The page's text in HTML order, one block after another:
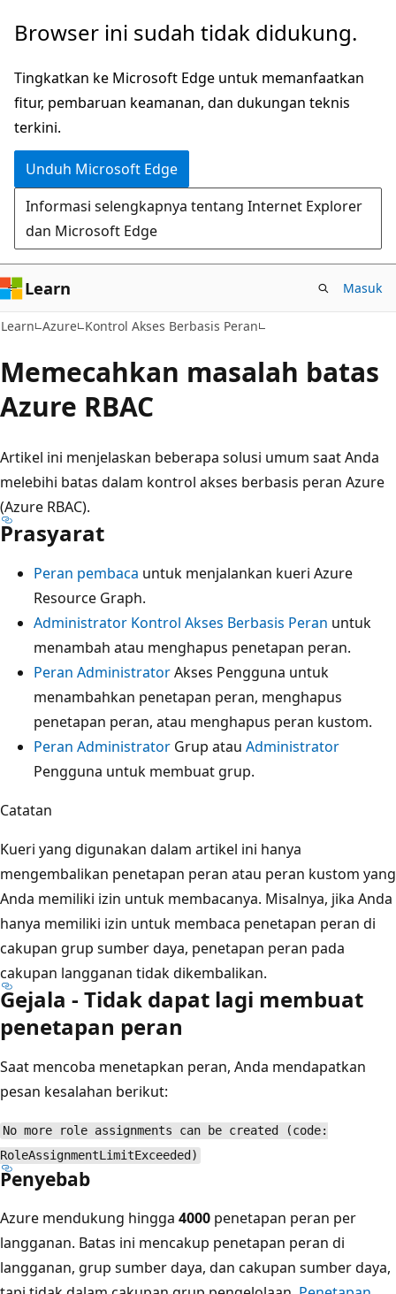
Lompati
konten
utama
Browser ini sudah tidak didukung.
Tingkatkan ke Microsoft Edge untuk memanfaatkan
fitur, pembaruan keamanan, dan dukungan teknis
terkini.
Unduh Microsoft Edge
Informasi selengkapnya tentang Internet Explorer
dan Microsoft Edge
Learn Masuk
Learn Azure Kontrol Akses Berbasis Peran
Memecahkan masalah batas
Azure RBAC
Artikel ini menjelaskan beberapa solusi umum saat Anda
melebihi batas dalam kontrol akses berbasis peran Azure
(Azure RBAC).
Prasyarat
Peran pembaca untuk menjalankan kueri Azure
Resource Graph.
Administrator Kontrol Akses Berbasis Peran untuk
menambah atau menghapus penetapan peran.
Peran AdministratorAkses Pengguna untuk
menambahkan penetapan peran, menghapus
penetapan peran, atau menghapus peran kustom.
Peran Administrator Grup atau Administrator
Pengguna untuk membuat grup.
Catatan
Kueri yang digunakan dalam artikel ini hanya
mengembalikan penetapan peran atau peran kustom yang
Anda memiliki izin untuk membacanya. Misalnya, jika Anda
hanya memiliki izin untuk membaca penetapan peran di
cakupan grup sumber daya, penetapan peran pada
cakupan langganan tidak dikembalikan.
Gejala - Tidak dapat lagi membuat
penetapan peran
Saat mencoba menetapkan peran, Anda mendapatkan
pesan kesalahan berikut:
No more role assignments can be created (code:
RoleAssignmentLimitExceeded)
Penyebab
Azure mendukung hingga 4000 penetapan peran per
langganan. Batas ini mencakup penetapan peran di
langganan, grup sumber daya, dan cakupan sumber daya,